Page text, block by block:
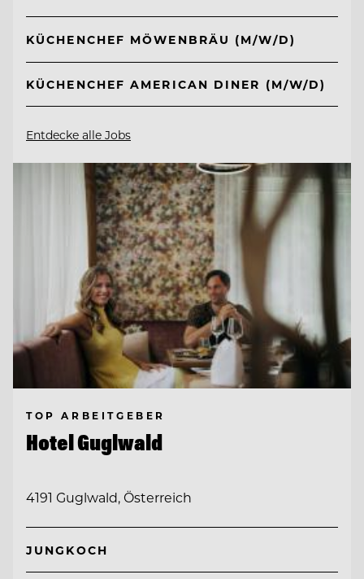
KÜCHENCHEF MÖWENBRÄU (M/W/D)
KÜCHENCHEF AMERICAN DINER (M/W/D)
Entdecke alle Jobs
TOP ARBEITGEBER
Hotel Guglwald
4191 Guglwald, Österreich
JUNGKOCH